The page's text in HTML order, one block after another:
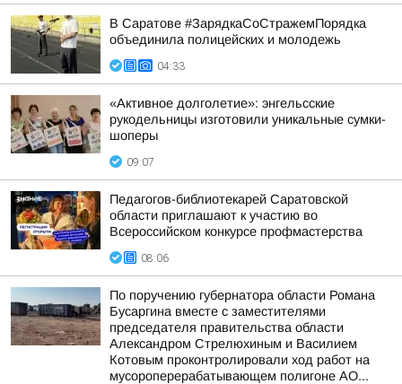
В Саратове #ЗарядкаСоСтражемПорядка
объединила полицейских и молодежь
04:33
«Активное долголетие»: энгельсские
рукодельницы изготовили уникальные сумки-
шоперы
09:07
Педагогов-библиотекарей Саратовской
области приглашают к участию во
Всероссийском конкурсе профмастерства
08:06
По поручению губернатора области Романа
Бусаргина вместе с заместителями
председателя правительства области
Александром Стрелюхиным и Василием
Котовым проконтролировали ход работ на
мусороперерабатывающем полигоне АО...